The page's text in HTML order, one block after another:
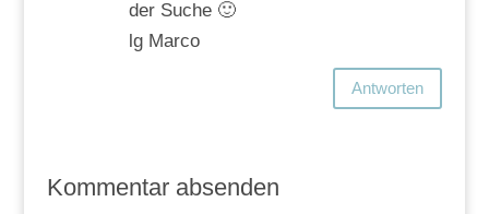
der Suche 🙂
lg Marco
Antworten
Kommentar absenden